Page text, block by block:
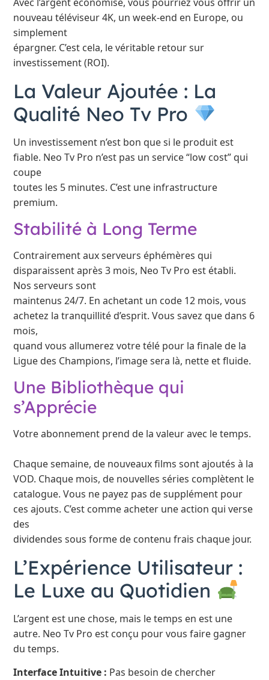
nouveau téléviseur 4K, un week-end en Europe, ou
simplement
épargner. C’est cela, le véritable retour sur
investissement (ROI).
La Valeur Ajoutée : La
Qualité Neo Tv Pro
Un investissement n’est bon que si le produit est
fiable. Neo Tv Pro n’est pas un service “low cost” qui
coupe
toutes les 5 minutes. C’est une infrastructure
premium.
Stabilité à Long Terme
Contrairement aux serveurs éphémères qui
disparaissent après 3 mois, Neo Tv Pro est établi.
Nos serveurs sont
maintenus 24/7. En achetant un code 12 mois, vous
achetez la tranquillité d’esprit. Vous savez que dans 6
mois,
quand vous allumerez votre télé pour la finale de la
Ligue des Champions, l’image sera là, nette et fluide.
Une Bibliothèque qui
s’Apprécie
Votre abonnement prend de la valeur avec le temps.
Chaque semaine, de nouveaux films sont ajoutés à la
VOD. Chaque mois, de nouvelles séries complètent le
catalogue. Vous ne payez pas de supplément pour
ces ajouts. C’est comme acheter une action qui verse
des
dividendes sous forme de contenu frais chaque jour.
L’Expérience Utilisateur :
Le Luxe au Quotidien
L’argent est une chose, mais le temps en est une
autre. Neo Tv Pro est conçu pour vous faire gagner
du temps.
Interface Intuitive : Pas besoin de chercher